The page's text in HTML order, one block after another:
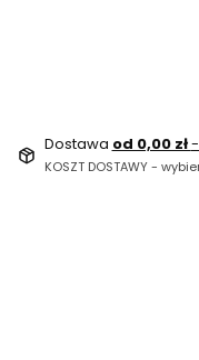
Dostawa od 0,00 zł
KOSZT DOSTAWY -